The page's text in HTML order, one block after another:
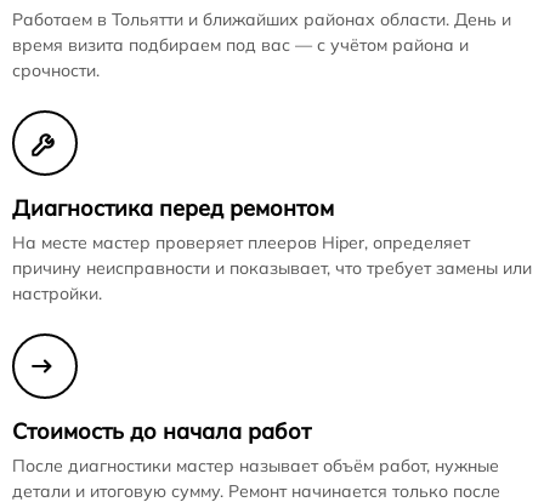
Работаем в Тольятти и ближайших районах области. День и
время визита подбираем под вас — с учётом района и
срочности.
Диагностика перед ремонтом
На месте мастер проверяет плееров Hiper, определяет
причину неисправности и показывает, что требует замены или
настройки.
Стоимость до начала работ
После диагностики мастер называет объём работ, нужные
детали и итоговую сумму. Ремонт начинается только после